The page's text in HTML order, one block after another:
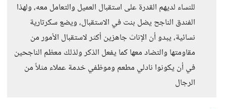
للنساء لديهم القدرة على استقبال العميل والتعامل معه، ولهذا
الفندق الناجح يضل بنت في الاستقبال، ويضع سكرتارية
نسائية، يبدو أن الإناث جاهزين أكثر لاستقبال الأمور من
مقاومتها والتضاد معها كما يفعل الذكر ولذلك معظم الناجحين
في أن يكونوا نادلي مطعم وموظفي خدمة عملاء مثلاً من
الرجال